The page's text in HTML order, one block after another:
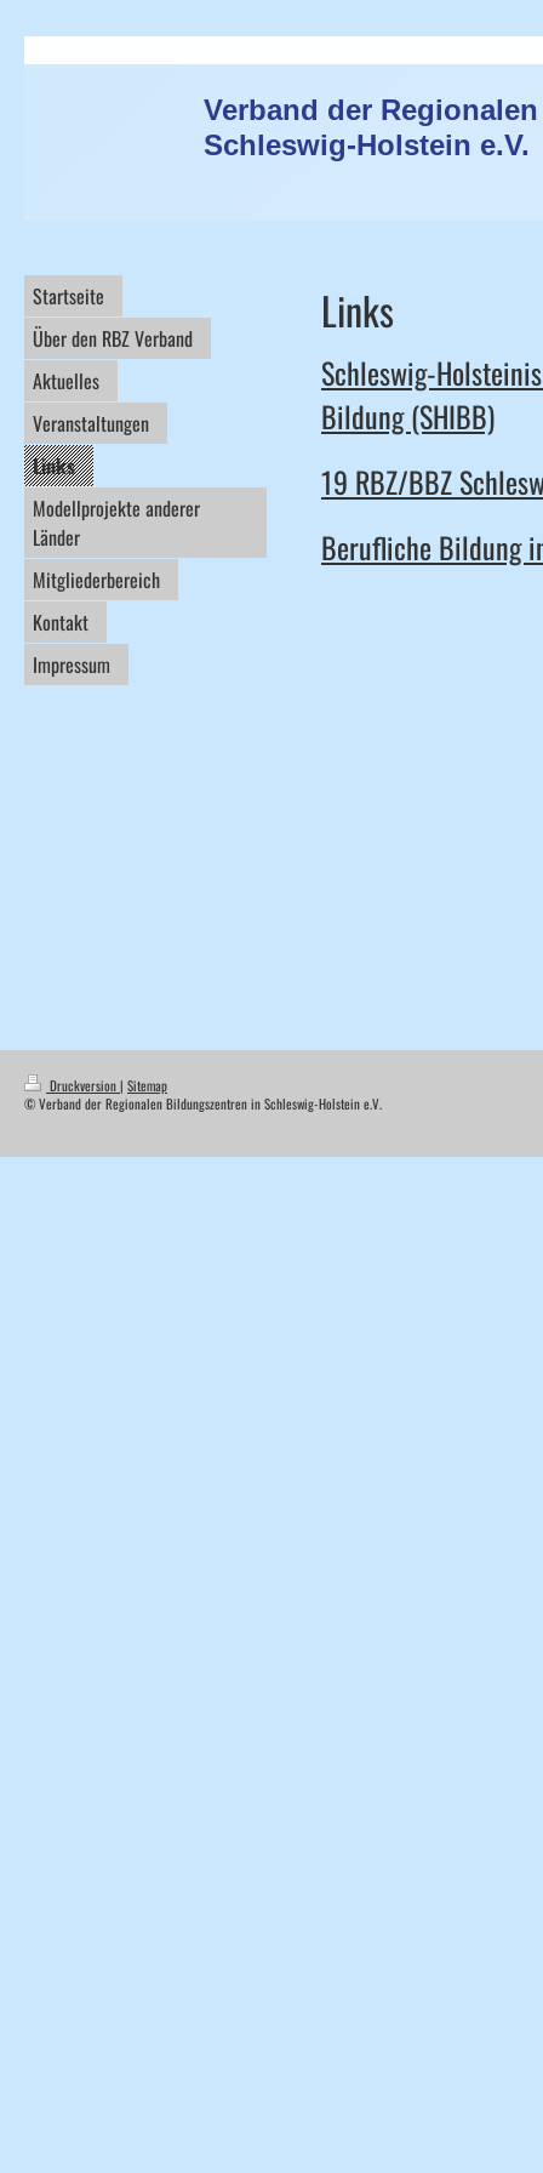
Verband der
Schleswig-Holstein e.V.
Startseite
Über den RBZ Verband
Aktuelles
Veranstaltungen
Links
Modellprojekte anderer
Länder
Mitgliederbereich
Kontakt
Impressum
Links
Schleswig-
Bildung (SHIBB)
19 RBZ/BBZ
Berufliche Bildung
Druckversion| Sitemap
© Verband der Regionalen Bildungszentren in Schleswig-Holstein e.V.